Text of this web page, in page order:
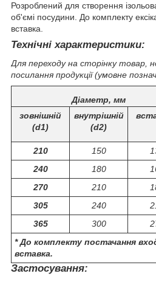
Розроблений для створення
об'ємі посудини. До комплекту
вставка.
Технічні характеристики:
Для переходу на сторінку товар,
посилання продукції (умовне
Діаметр, мм
зовнішній
(d1)
внутрішній
(d2)
210 150
240
180
270
210
305
240
365
300
* До комплекту постачання
вставка.
Застосування: